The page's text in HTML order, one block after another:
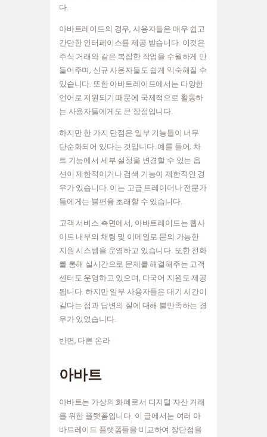
다.
아바트레이드의 경우, 사용자들은 매우 쉽고
간단한 인터페이스를 제공 받습니다. 이것은
주식 거래와 같은 복잡한 작업을 수월하게 만
들어주며, 신규 사용자들도 쉽게 익숙해질 수
있습니다. 또한 아바트레이드에서는 다양한
언어로 지원되기 때문에 국제적으로 활동하
는 사용자들에게도 큰 장점입니다.
하지만 한 가지 단점은 일부 기능들이 너무
단순화되어 있다는 것입니다. 예를 들어, 차
트 기능에서 세부 설정을 변경할 수 있는 옵
션이 제한적이거나 검색 기능이 제한적인 경
우가 있습니다. 이는 고급 트레이더나 전문가
들에게는 불편을 초래할 수 있습니다.
고객 서비스 측면에서, 아바트레이드는 웹사
이트 내부의 채팅 및 이메일로 문의 가능한
지원 시스템을 운영하고 있습니다. 또한 전화
를 통해 실시간으로 문제를 해결해주는 고객
센터도 운영하고 있으며, 다국어 지원도 제공
됩니다. 하지만 일부 사용자들은 대기 시간이
길다는 점과 답변의 질에 대해 불만족하는 경
우가 있었습니다.
반면, 다른 온라
아바트
아바트는 가상의 화폐로서 디지털 자산 거래
를 위한 플랫폼입니다. 이 글에서는 여러 아
바트레이드 플랫폼들을 비교하여 장단점을